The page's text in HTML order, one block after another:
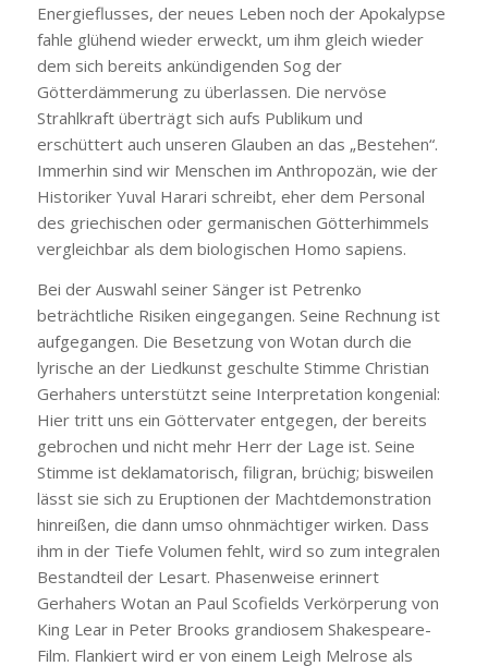
Energieflusses, der neues Leben noch der Apokalypse
fahle glühend wieder erweckt, um ihm gleich wieder
dem sich bereits ankündigenden Sog der
Götterdämmerung zu überlassen. Die nervöse
Strahlkraft überträgt sich aufs Publikum und
erschüttert auch unseren Glauben an das „Bestehen“.
Immerhin sind wir Menschen im Anthropozän, wie der
Historiker Yuval Harari schreibt, eher dem Personal
des griechischen oder germanischen Götterhimmels
vergleichbar als dem biologischen Homo sapiens.
Bei der Auswahl seiner Sänger ist Petrenko
beträchtliche Risiken eingegangen. Seine Rechnung ist
aufgegangen. Die Besetzung von Wotan durch die
lyrische an der Liedkunst geschulte Stimme Christian
Gerhahers unterstützt seine Interpretation kongenial:
Hier tritt uns ein Göttervater entgegen, der bereits
gebrochen und nicht mehr Herr der Lage ist. Seine
Stimme ist deklamatorisch, filigran, brüchig; bisweilen
lässt sie sich zu Eruptionen der Machtdemonstration
hinreißen, die dann umso ohnmächtiger wirken. Dass
ihm in der Tiefe Volumen fehlt, wird so zum integralen
Bestandteil der Lesart. Phasenweise erinnert
Gerhahers Wotan an Paul Scofields Verkörperung von
King Lear in Peter Brooks grandiosem Shakespeare-
Film. Flankiert wird er von einem Leigh Melrose als